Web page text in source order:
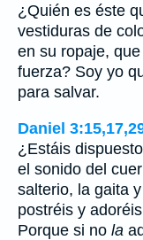
¿Quién es éste
vestiduras de
en su ropaje,
fuerza? Soy yo
para salvar.
Daniel
¿Estáis
el sonido del
salterio, la gaita
postréis y
Porque si no la